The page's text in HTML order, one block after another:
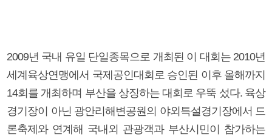
2009년 국내 유일 단일종목으로 개최된 이 대회는 2010년
세계육상연맹에서 국제공인대회로 승인된 이후 올해까지
14회를 개최하며 부산을 상징하는 대회로 우뚝 섰다. 육상
경기장이 아닌 광안리해변공원의 야외특설경기장에서 드
론축제와 연계해 국내외 관광객과 부산시민이 참가하는